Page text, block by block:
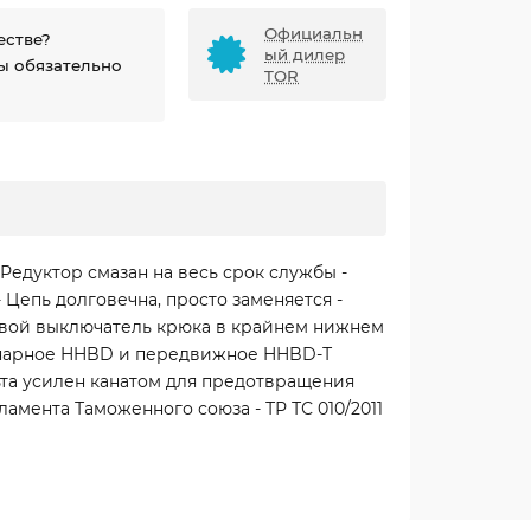
обязательно
Официальн
ый дилер
TOR
смазан на весь срок службы -
долговечна, просто заменяется -
выключатель крюка в крайнем нижнем
HHBD и передвижное HHBD-Т
усилен канатом для предотвращения
Таможенного союза - ТР ТС 010/2011